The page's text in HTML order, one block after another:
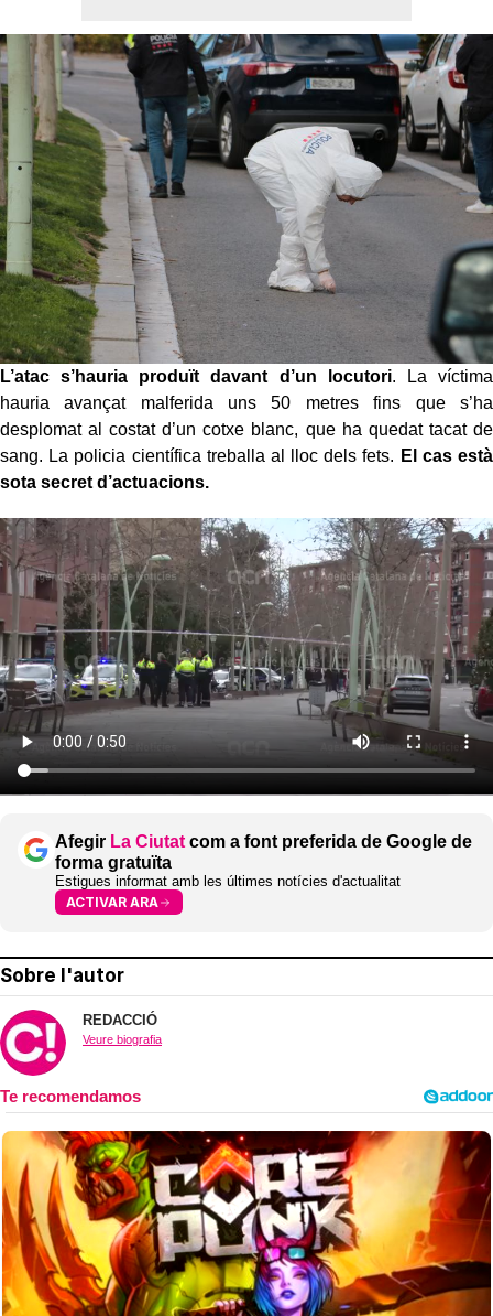
L’atac s’hauria produït davant d’un locutori. La víctima
hauria avançat malferida uns 50 metres fins que s’ha
desplomat al costat d’un cotxe blanc, que ha quedat tacat de
sang. La policia científica treballa al lloc dels fets. El cas està
sota secret d’actuacions.
Afegir La Ciutatcom a font preferida de Google de
forma gratuïta
Estigues informat amb les últimes notícies d'actualitat
ACTIVAR ARA
Sobre l'autor
REDACCIÓ
Veure biografia